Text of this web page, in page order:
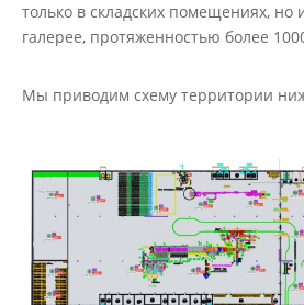
только в складских помещениях, но
галерее, протяженностью более
Мы приводим схему территории